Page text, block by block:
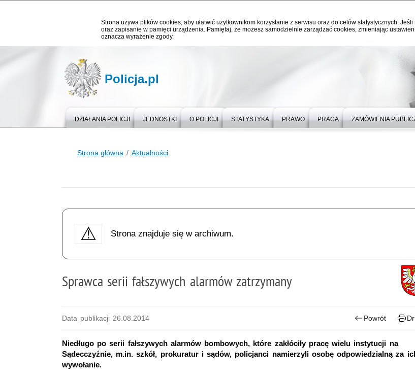
Strona używa plików cookies, aby ułatwić użytkownikom korzystanie z serwisu oraz do celów statystycznych.
oraz zapisanie w pamięci urządzenia. Pamiętaj, że możesz samodzielnie zarządzać cookies, zmieniając
oznacza wyrażenie zgody.
Policja.pl
DZIAŁANIA POLICJI JEDNOSTKI O POLICJI STATYSTYKA PRAWO PRACA ZAMÓWIENIA
Strona główna Aktualności
Strona znajduje się w archiwum.
Sprawca serii fałszywych alarmów zatrzymany
Data publikacji 26.08.2014 Powrót
Niedługo po serii fałszywych alarmów bombowych, które zakłóciły pracę wielu instytucji na
Sądecczyźnie, m.in. szkół, prokuratur i sądów, policjanci namierzyli osobę odpowiedzialną za
wywołanie.